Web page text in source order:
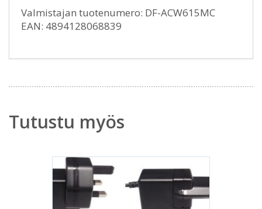
Valmistajan tuotenumero: DF-ACW615MC
EAN: 4894128068839
Tutustu myös